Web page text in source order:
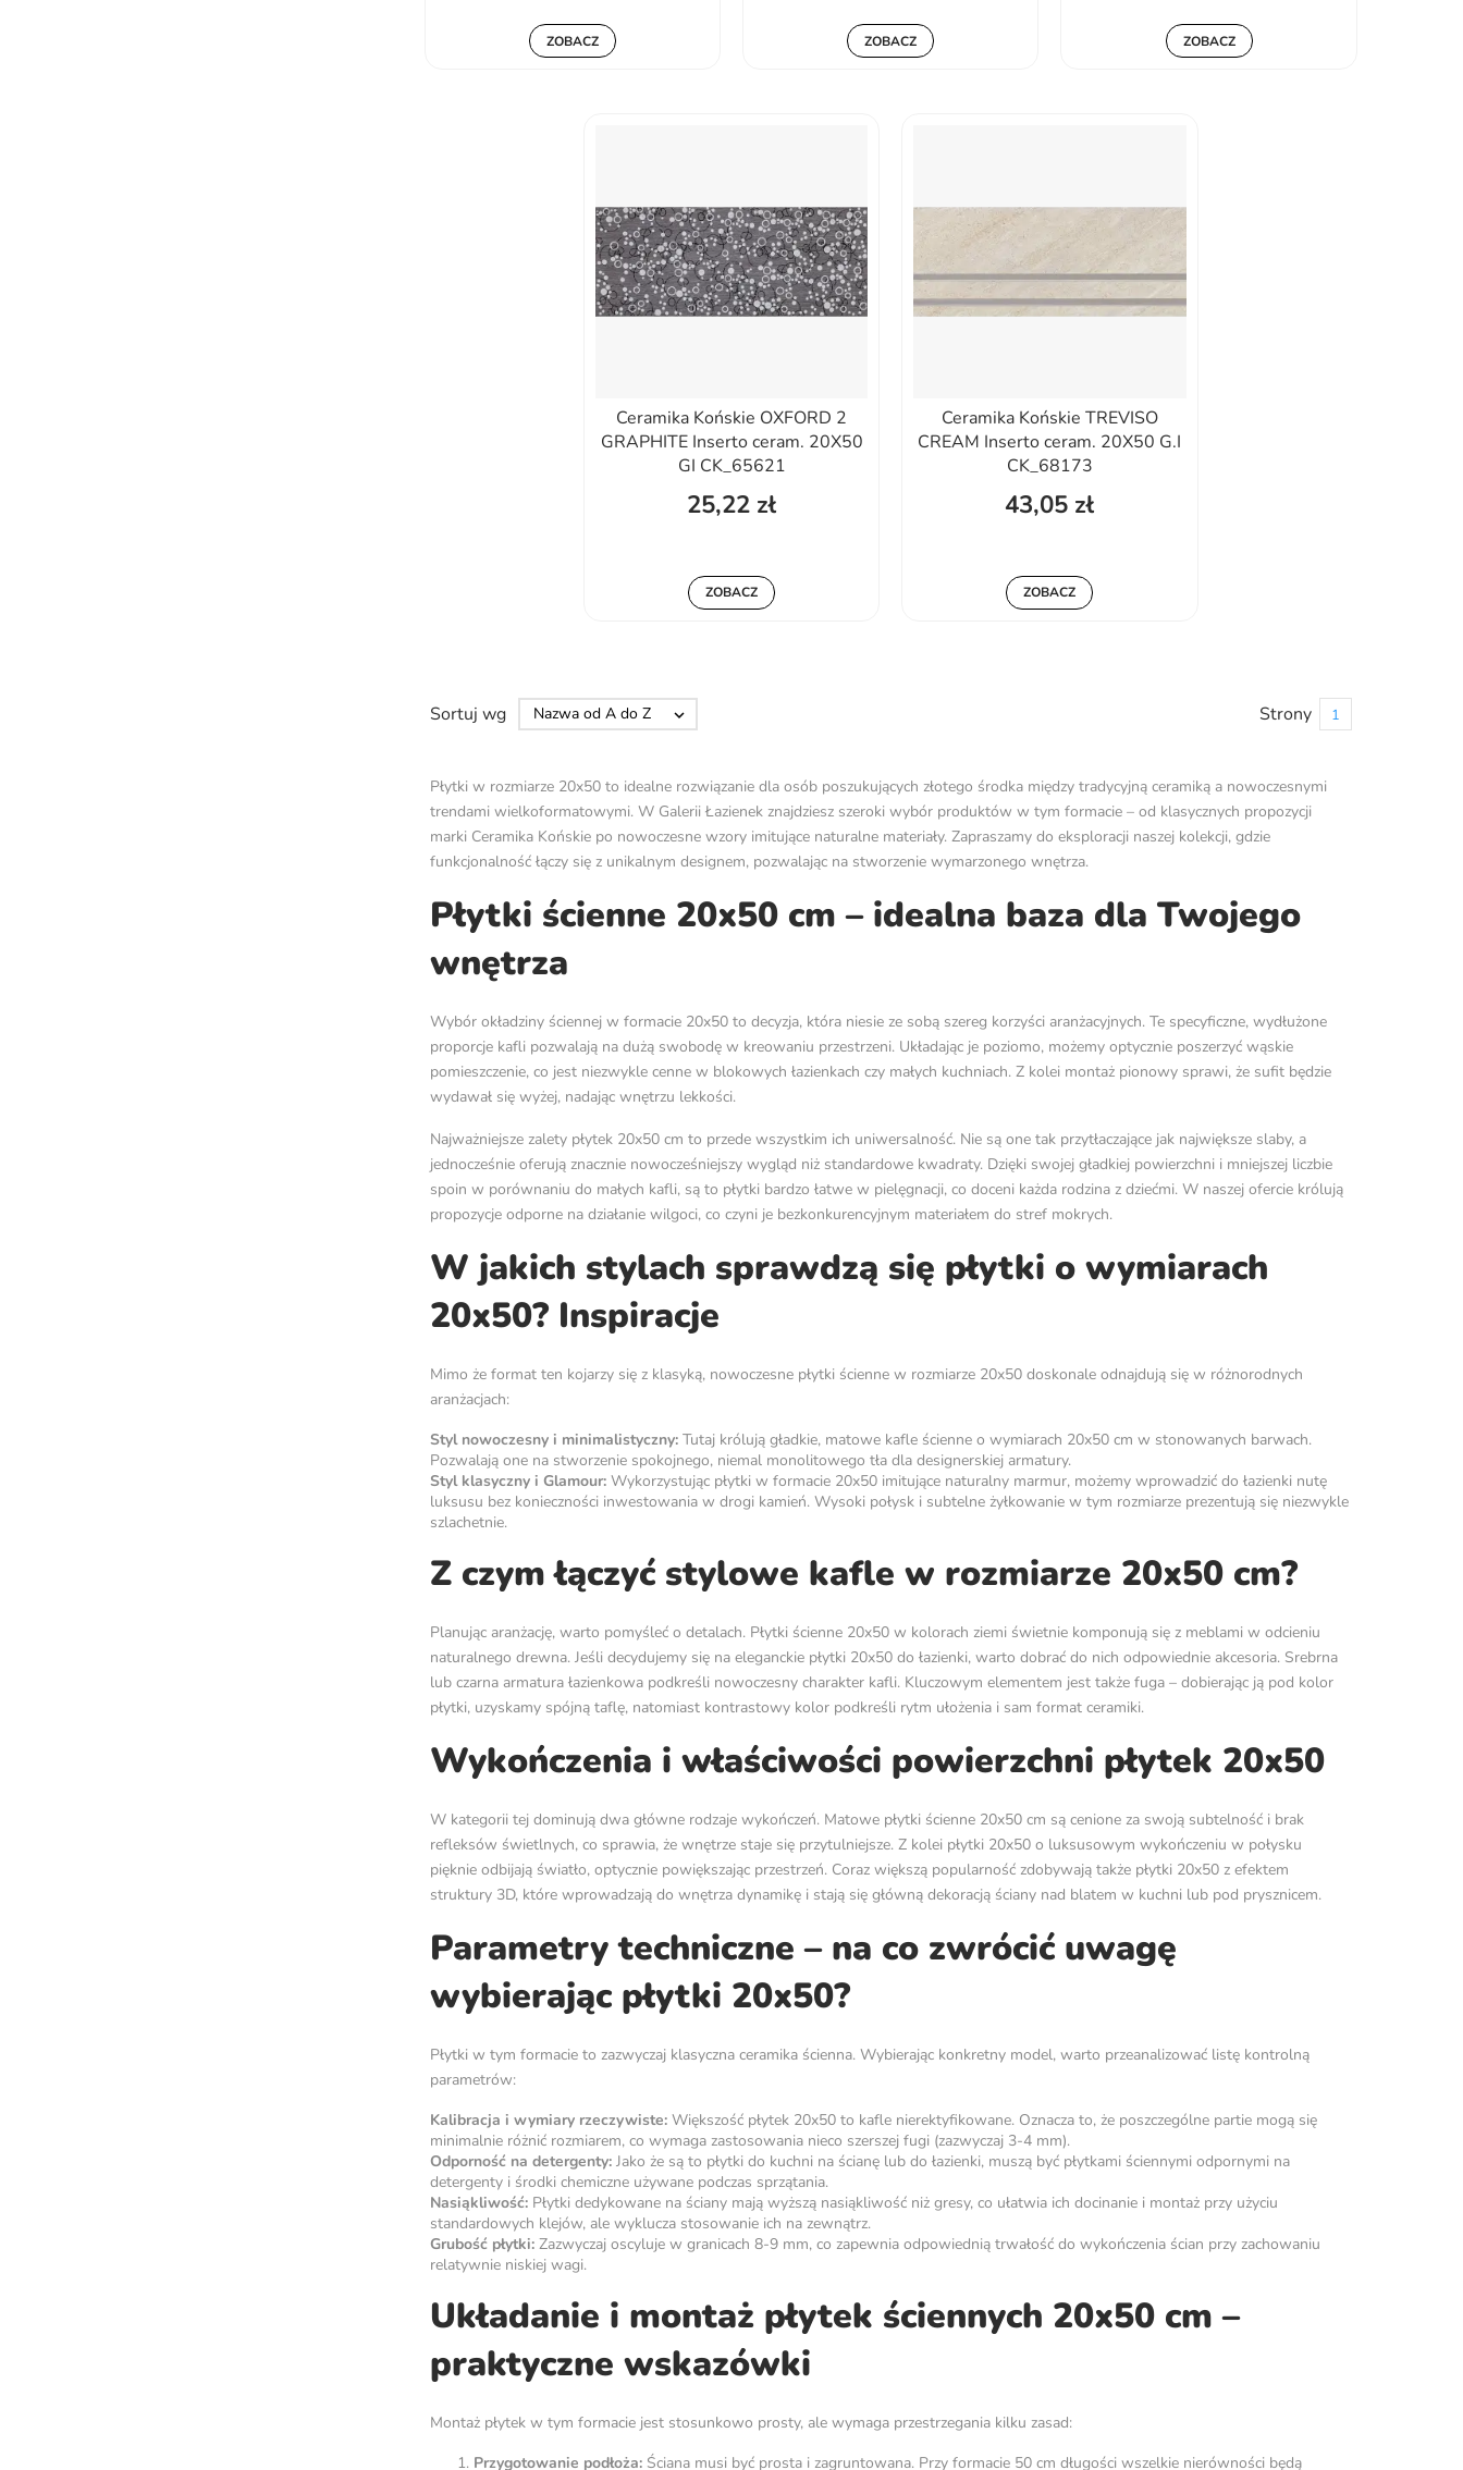
ZOBACZ ZOBACZ ZOBACZ
Ceramika Końskie OXFORD 2
GRAPHITE Inserto ceram. 20X50
GI CK_65621
25,22 zł
ZOBACZ
Ceramika Końskie TREVISO
CREAM Inserto ceram. 20X50 G.I
CK_68173
43,05 zł
ZOBACZ
Sortuj wg Nazwa od A do Z  Strony 1
Płytki w rozmiarze 20x50 to idealne rozwiązanie dla osób poszukujących złotego środka między tradycyjną ceramiką a nowoczesnymi
trendami wielkoformatowymi. W Galerii Łazienek znajdziesz szeroki wybór produktów w tym formacie – od klasycznych propozycji
marki Ceramika Końskie po nowoczesne wzory imitujące naturalne materiały. Zapraszamy do eksploracji naszej kolekcji, gdzie
funkcjonalność łączy się z unikalnym designem, pozwalając na stworzenie wymarzonego wnętrza.
Płytki ścienne 20x50 cm – idealna baza dla Twojego
wnętrza
Wybór okładziny ściennej w formacie 20x50 to decyzja, która niesie ze sobą szereg korzyści aranżacyjnych. Te specyficzne, wydłużone
proporcje kafli pozwalają na dużą swobodę w kreowaniu przestrzeni. Układając je poziomo, możemy optycznie poszerzyć wąskie
pomieszczenie, co jest niezwykle cenne w blokowych łazienkach czy małych kuchniach. Z kolei montaż pionowy sprawi, że sufit będzie
wydawał się wyżej, nadając wnętrzu lekkości.
Najważniejsze zalety płytek 20x50 cm to przede wszystkim ich uniwersalność. Nie są one tak przytłaczające jak największe slaby, a
jednocześnie oferują znacznie nowocześniejszy wygląd niż standardowe kwadraty. Dzięki swojej gładkiej powierzchni i mniejszej liczbie
spoin w porównaniu do małych kafli, są to płytki bardzo łatwe w pielęgnacji, co doceni każda rodzina z dziećmi. W naszej ofercie królują
propozycje odporne na działanie wilgoci, co czyni je bezkonkurencyjnym materiałem do stref mokrych.
W jakich stylach sprawdzą się płytki o wymiarach
20x50? Inspiracje
Mimo że format ten kojarzy się z klasyką, nowoczesne płytki ścienne w rozmiarze 20x50 doskonale odnajdują się w różnorodnych
aranżacjach:
Styl nowoczesny i minimalistyczny:Tutaj królują gładkie, matowe kafle ścienne o wymiarach 20x50 cm w stonowanych barwach.
Pozwalają one na stworzenie spokojnego, niemal monolitowego tła dla designerskiej armatury.
Styl klasyczny i Glamour:Wykorzystując płytki w formacie 20x50 imitujące naturalny marmur, możemy wprowadzić do łazienki nutę
luksusu bez konieczności inwestowania w drogi kamień. Wysoki połysk i subtelne żyłkowanie w tym rozmiarze prezentują się niezwykle
szlachetnie.
Z czym łączyć stylowe kafle w rozmiarze 20x50 cm?
Planując aranżację, warto pomyśleć o detalach. Płytki ścienne 20x50 w kolorach ziemi świetnie komponują się z meblami w odcieniu
naturalnego drewna. Jeśli decydujemy się na eleganckie płytki 20x50 do łazienki, warto dobrać do nich odpowiednie akcesoria. Srebrna
lub czarna armatura łazienkowapodkreśli nowoczesny charakter kafli. Kluczowym elementem jest także fuga – dobierając ją pod kolor
płytki, uzyskamy spójną taflę, natomiast kontrastowy kolor podkreśli rytm ułożenia i sam format ceramiki.
Wykończenia i właściwości powierzchni płytek 20x50
W kategorii tej dominują dwa główne rodzaje wykończeń. Matowe płytki ścienne 20x50 cm są cenione za swoją subtelność i brak
refleksów świetlnych, co sprawia, że wnętrze staje się przytulniejsze. Z kolei płytki 20x50 o luksusowym wykończeniu w połysku
pięknie odbijają światło, optycznie powiększając przestrzeń. Coraz większą popularność zdobywają także płytki 20x50 z efektem
struktury 3D, które wprowadzają do wnętrza dynamikę i stają się główną dekoracją ściany nad blatem w kuchni lub pod prysznicem.
Parametry techniczne – na co zwrócić uwagę
wybierając płytki 20x50?
Płytki w tym formacie to zazwyczaj klasyczna ceramika ścienna. Wybierając konkretny model, warto przeanalizować listę kontrolną
parametrów:
Kalibracja i wymiary rzeczywiste:Większość płytek 20x50 to kafle nierektyfikowane. Oznacza to, że poszczególne partie mogą się
minimalnie różnić rozmiarem, co wymaga zastosowania nieco szerszej fugi (zazwyczaj 3-4 mm).
Odporność na detergenty:Jako że są to płytki do kuchni na ścianę lub do łazienki, muszą być płytkami ściennymi odpornymi na
detergenty i środki chemiczne używane podczas sprzątania.
Nasiąkliwość:Płytki dedykowane na ściany mają wyższą nasiąkliwość niż gresy, co ułatwia ich docinanie i montaż przy użyciu
standardowych klejów, ale wyklucza stosowanie ich na zewnątrz.
Grubość płytki:Zazwyczaj oscyluje w granicach 8-9 mm, co zapewnia odpowiednią trwałość do wykończenia ścian przy zachowaniu
relatywnie niskiej wagi.
Układanie i montaż płytek ściennych 20x50 cm –
praktyczne wskazówki
Montaż płytek w tym formacie jest stosunkowo prosty, ale wymaga przestrzegania kilku zasad:
Przygotowanie podłoża:Ściana musi być prosta i zagruntowana. Przy formacie 50 cm długości wszelkie nierówności będą